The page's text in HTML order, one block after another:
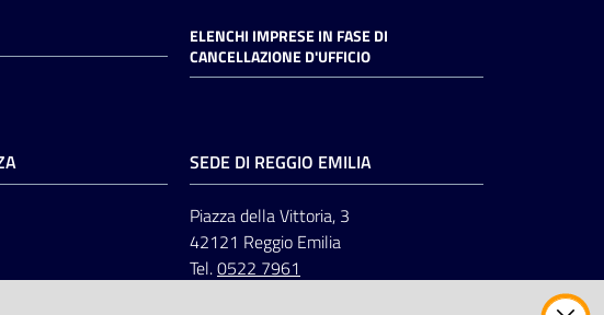
ELENCHI IMPRESE IN FASE DI
CANCELLAZIONE D'UFFICIO
SEDE DI REGGIO EMILIA
Piazza della Vittoria, 3
42121 Reggio Emilia
Tel.0522 7961